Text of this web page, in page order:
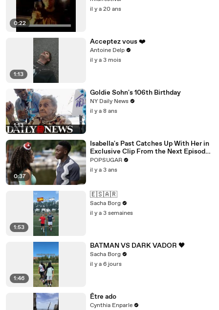
0:22
il y a 20 ans
1:13
Acceptez vous ❤️
Antoine Delp
il y a 3 mois
1:13
Goldie Sohn's 106th Birthday
NY Daily News
il y a 8 ans
0:37
Isabella's Past Catches Up With Her in
Exclusive Clip From the Next Episode
of "Cruel Summer"
POPSUGAR
il y a 3 ans
1:53
🇪🇸🇦🇷
Sacha Borg
il y a 3 semaines
1:46
BATMAN VS DARK VADOR 🖤
Sacha Borg
il y a 6 jours
Être ado
Cynthia Enparle